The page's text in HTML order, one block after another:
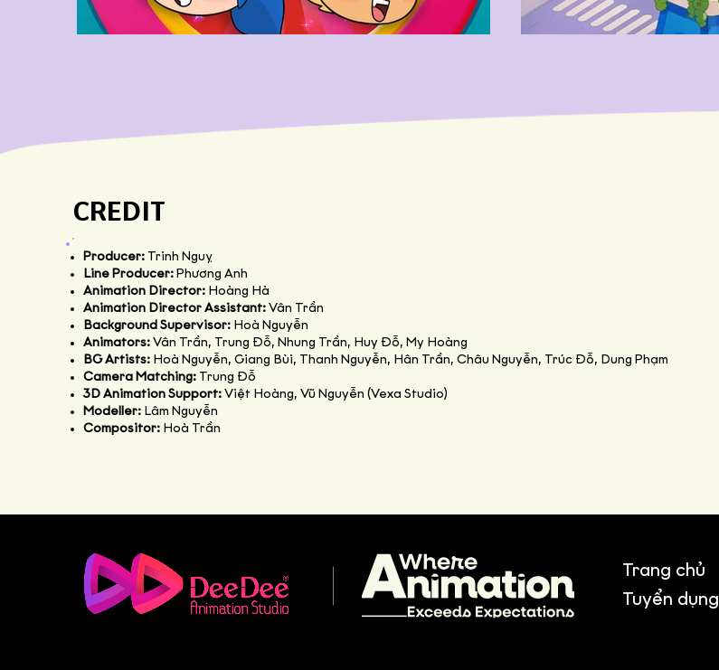
CREDIT
Producer: Trinh Nguỵ
Line Producer: Phương Anh
Animation Director: Hoàng Hà
Animation Director Assistant: Vân Trần
Background Supervisor: Hoà Nguyễn
Animators: Vân Trần, Trung Đỗ, Nhung Trần, Huy Đỗ, My Hoàng
BG Artists: Hoà Nguyễn, Giang Bùi, Thanh Nguyễn, Hân Trần, Châu Nguyễn, Trúc Đỗ, Dung Phạm
Camera Matching: Trung Đỗ
3D Animation Support: Việt Hoàng, Vũ Nguyễn (Vexa Studio)
Modeller: Lâm Nguyễn
Compositor: Hoà Trần
Trang chủ
Tuyển dụng